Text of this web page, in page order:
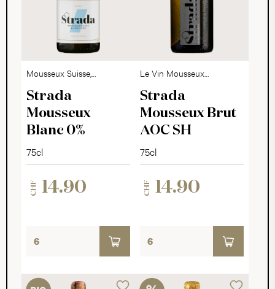
Mousseux Suisse,
alkoholfrei
Strada
Mousseux
Blanc 0%
75cl
CHF 14.90
Le Vin Mousseux
Suisse
Strada
Mousseux Brut
AOC SH
75cl
CHF 14.90